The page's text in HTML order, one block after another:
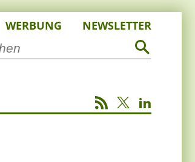
WERBUNG NEWSLETTER